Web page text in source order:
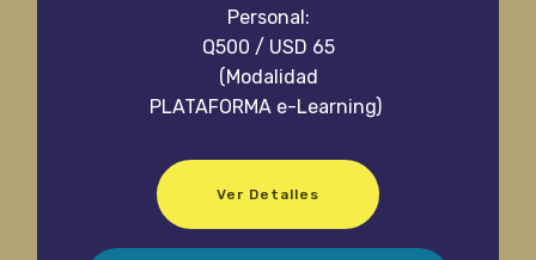
Personal:
Q500 / USD 65
(Modalidad
PLATAFORMA e-Learning)
Ver Detalles